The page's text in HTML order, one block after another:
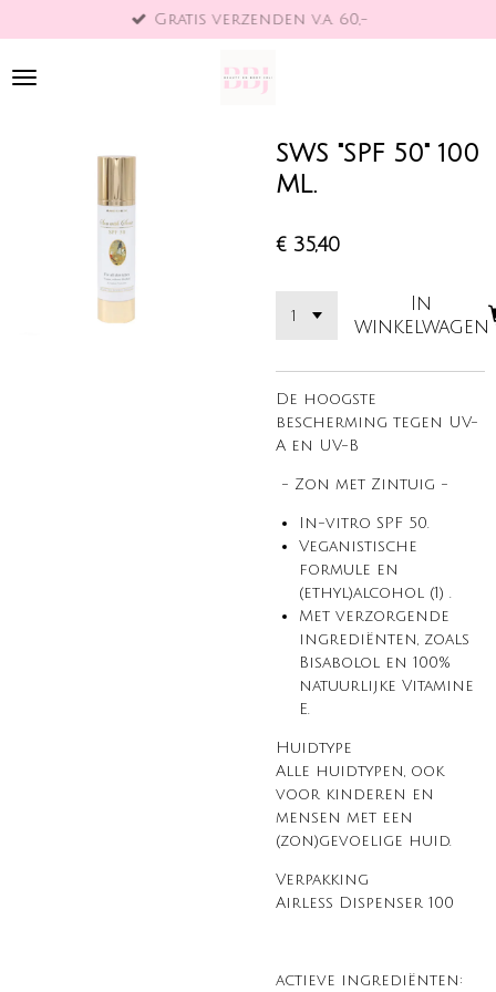
direct
naar
de
Gratis verzenden v.a. 60,-
SWS "SPF 50" 100
ML.
€ 35,40
In
winkelwagen
De hoogste
bescherming tegen UV-
A en UV-B
- Zon met Zintuig -
In-vitro SPF 50.
Veganistische
formule en
(ethyl)alcohol (1) .
Met verzorgende
ingrediënten, zoals
Bisabolol en 100%
natuurlijke Vitamine
E.
Huidtype
Alle huidtypen, ook
voor kinderen en
mensen met een
(zon)gevoelige huid.
Verpakking
Airless Dispenser 100
actieve ingrediënten: